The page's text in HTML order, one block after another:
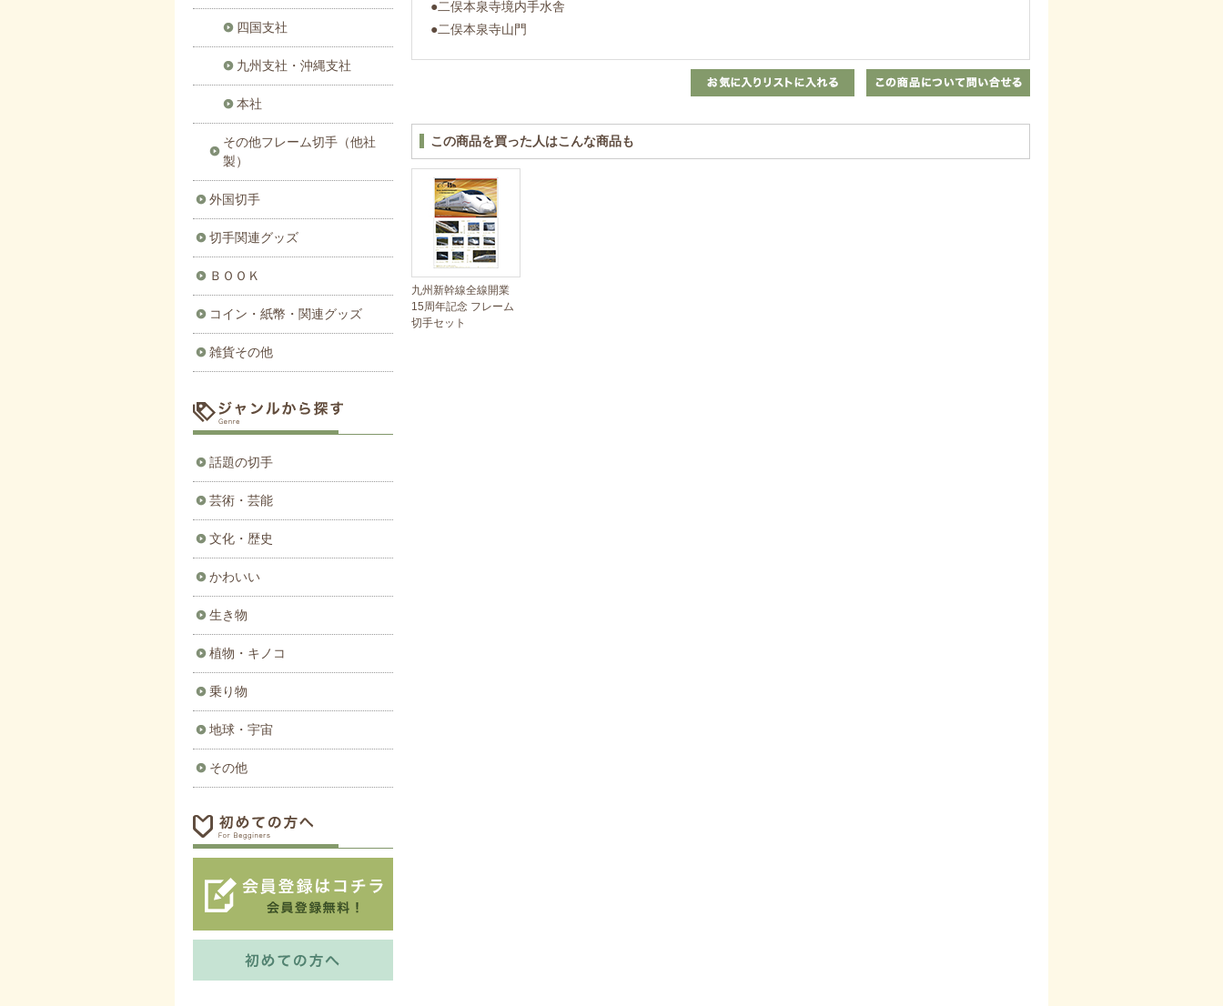
●二俣本泉寺境内手水舎
●二俣本泉寺山門
この商品を買った人はこんな商品も
九州新幹線全線開業
15周年記念 フレーム
切手セット
四国支社
九州支社・沖縄支社
本社
その他フレーム切手（他社
製）
外国切手
切手関連グッズ
ＢＯＯＫ
コイン・紙幣・関連グッズ
雑貨その他
話題の切手
芸術・芸能
文化・歴史
かわいい
生き物
植物・キノコ
乗り物
地球・宇宙
その他